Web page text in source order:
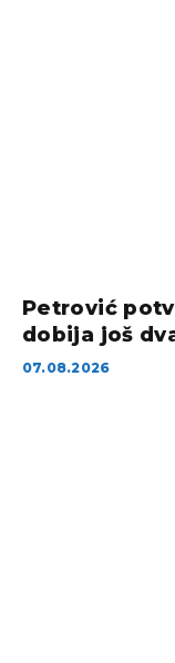
Petrović
dobija još
07.08.2026